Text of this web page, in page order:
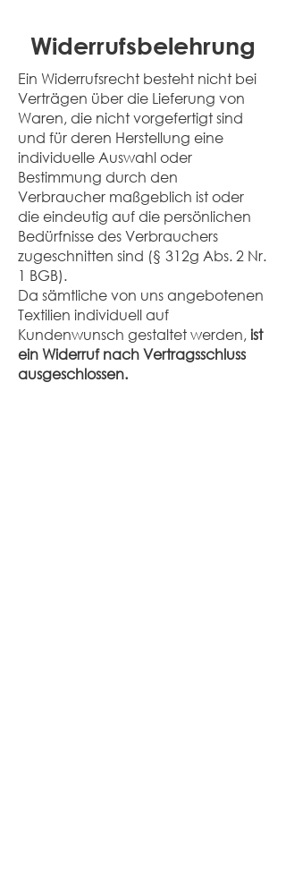
Widerrufsbelehrung
Ein Widerrufsrecht besteht nicht bei
Verträgen über die Lieferung von
Waren, die nicht vorgefertigt sind
und für deren Herstellung eine
individuelle Auswahl oder
Bestimmung durch den
Verbraucher maßgeblich ist oder
die eindeutig auf die persönlichen
Bedürfnisse des Verbrauchers
zugeschnitten sind (§ 312g Abs. 2 Nr.
1 BGB).
Da sämtliche von uns angebotenen
Textilien individuell auf
Kundenwunsch gestaltet werden,ist
ein Widerruf nach Vertragsschluss
ausgeschlossen.